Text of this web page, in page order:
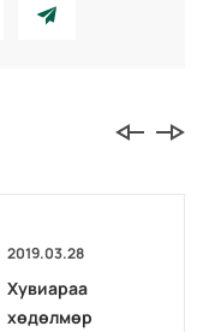
2019.03.28
Хувиараа
хөдөлмөр